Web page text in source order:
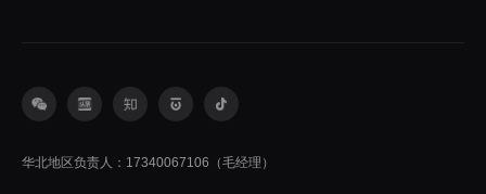
华北地区负责人：17340067106（毛经理）